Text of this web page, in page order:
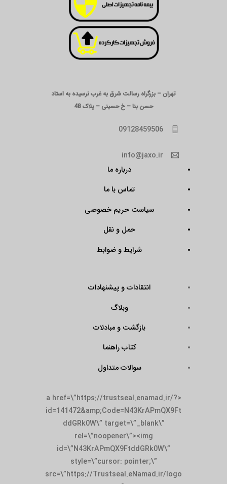
تهران – بزرگراه رسالت شرق به غرب نرسیده به استاد
حسن بنا – خ حسینی – پلاک 48
09128459506
info@jaxo.ir
درباره ما
تماس با ما
سیاست حریم خصوصی
حمل و نقل
شرایط و ضوابط
انتقادات و پیشنهادات
وبلاگ
بازگشت و مبادلات
کتاب راهنما
سوالات متداول
<a href=\”https://trustseal.enamad.ir/?
id=141472&amp;Code=N43KrAPmQX9Ft
ddGRk0W\” target=\”_blank\”
rel=\”noopener\”><img
id=\”N43KrAPmQX9FtddGRk0W\”
style=\”cursor: pointer;\”
src=\”https://Trustseal.eNamad.ir/logo